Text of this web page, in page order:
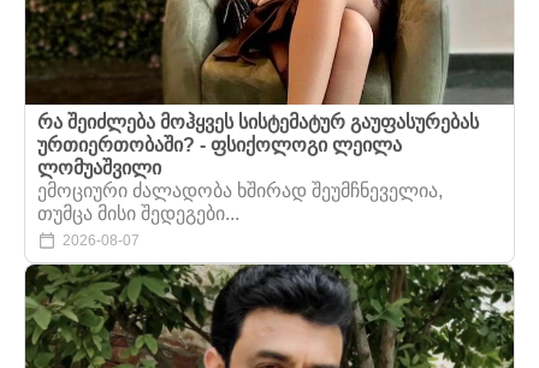
რა შეიძლება მოჰყვეს სისტემატურ გაუფასურებას
ურთიერთობაში? - ფსიქოლოგი ლეილა
ლომუაშვილი
ემოციური ძალადობა ხშირად შეუმჩნეველია,
თუმცა მისი შედეგები...
2026-08-07